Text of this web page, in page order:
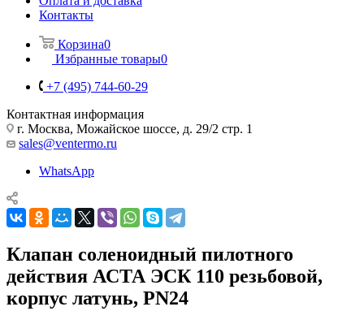
Контакты
Корзина0
Избранные товары0
+7 (495) 744-60-29
Контактная информация
г. Москва, Можайское шоссе, д. 29/2 стр. 1
sales@ventermo.ru
WhatsApp
Клапан соленоидный пилотного
действия АСТА ЭСК 110 резьбовой,
корпус латунь, PN24